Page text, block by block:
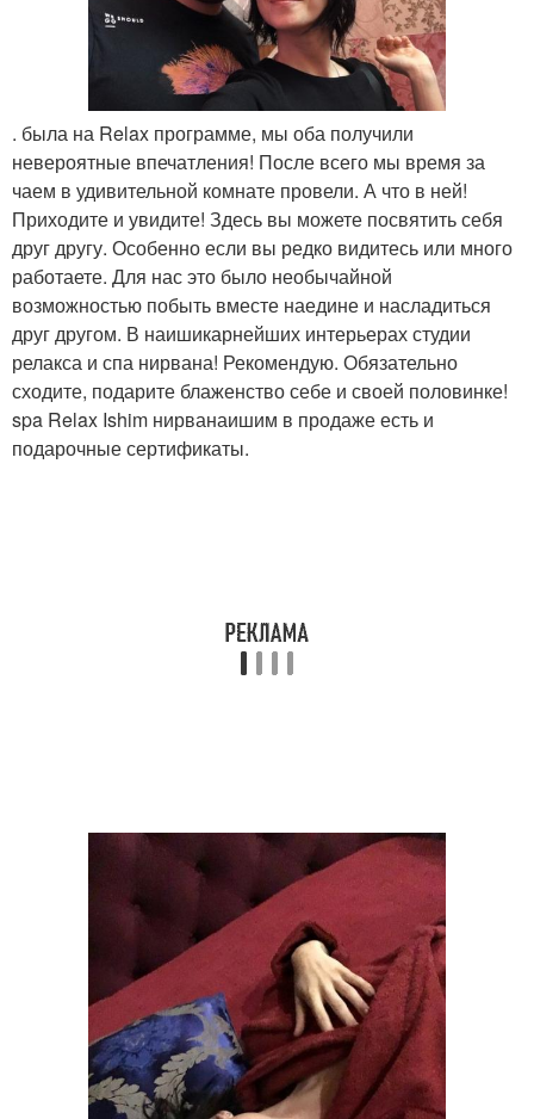
. была на Relax программе, мы оба получили
невероятные впечатления! После всего мы время за
чаем в удивительной комнате провели. А что в ней!
Приходите и увидите! Здесь вы можете посвятить себя
друг другу. Особенно если вы редко видитесь или много
работаете. Для нас это было необычайной
возможностью побыть вместе наедине и насладиться
друг другом. В наишикарнейших интерьерах студии
релакса и спа нирвана! Рекомендую. Обязательно
сходите, подарите блаженство себе и своей половинке!
spa Relax Ishim нирванаишим в продаже есть и
подарочные сертификаты.